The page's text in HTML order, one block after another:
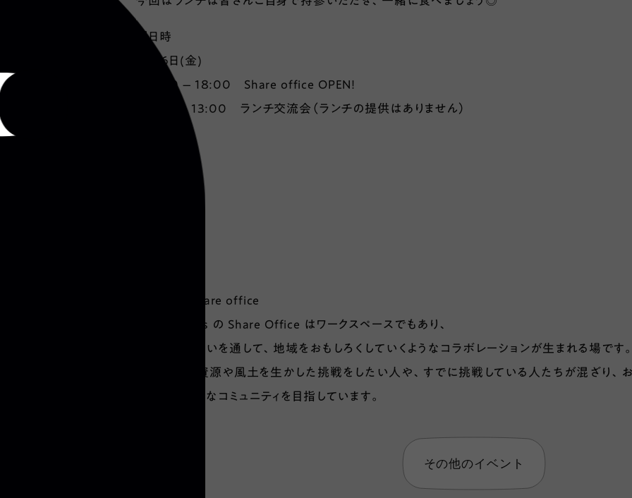
■日時
5月16日(金)
・09:00 – 18:00 Share office OPEN!
・12:00 – 13:00 ランチ交流会（ランチの提供はありません）
■About Share office
inadani sees の Share Office はワークスペースでもあり、
ここでの出会いを通して、地域をおもしろくしていくようなコラボレーションが生まれる場です
地域の自然資源や風土を生かした挑戦をしたい人や、すでに挑戦している人たちが混ざり、
けるあたたかなコミュニティを目指しています。
その他のイベント